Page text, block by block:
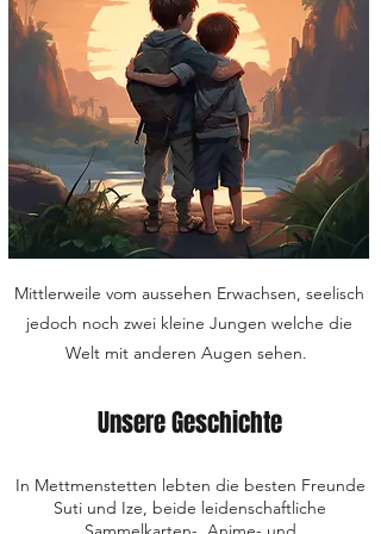
Mittlerweile vom aussehen Erwachsen, seelisch
jedoch noch zwei kleine Jungen welche die
Welt mit anderen Augen sehen.
Unsere Geschichte
In Mettmenstetten lebten die besten Freunde
Suti und Ize, beide leidenschaftliche